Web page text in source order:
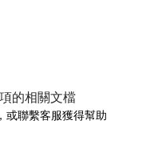
的相關文檔
或聯繫客服獲得幫助